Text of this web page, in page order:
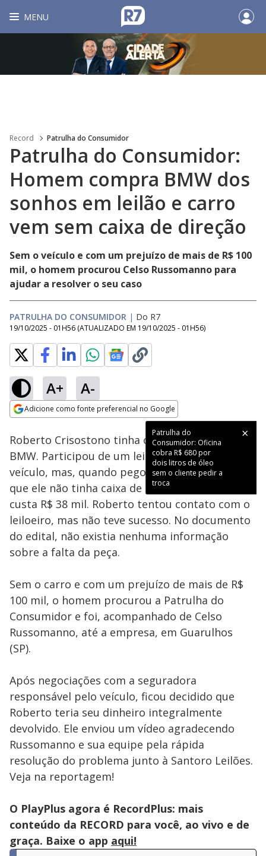
MENU
Record Patrulha do Consumidor
Patrulha do Consumidor:
Homem compra BMW dos
sonhos em leilão e carro
vem sem caixa de direção
Sem o veículo e com um prejuízo de mais de R$ 100
mil, o homem procurou Celso Russomanno para
ajudar a resolver o seu caso
PATRULHA DO CONSUMIDOR | Do R7
19/10/2025 - 01H56 (ATUALIZADO EM 19/10/2025 - 01H56)
A+ A-
Adicione como fonte preferencial no Google
Patrulha do
Consumidor: Oficina
cobra R$ 680 por
dois litros de óleo
sem o cliente pedir a
troca
Ativar
Loaded
13.72%
Roberto Crisostono tinha o sonho de ter uma
BMW. Participou de um leilão, arrematou o
veículo, mas, quando pegou o carro, descobriu
que ele não tinha caixa de direção. Só essa peça
custa R$ 38 mil. Roberto tentou contato com o
leiloeiro, mas não teve sucesso. No documento
do edital, não existia nenhuma informação
sobre a falta da peça.
Sem o carro e com um prejuízo de mais de R$
100 mil, o homem procurou a Patrulha do
Consumidor e foi, acompanhado de Celso
Russomanno, até a empresa, em Guarulhos
(SP).
Após negociações com a seguradora
responsável pelo veículo, ficou decidido que
Roberto teria seu dinheiro integralmente
devolvido. Ele enviou um vídeo agradecendo
Russomanno e sua equipe pela rápida
resolução do problema junto à Santoro Leilões.
Veja na reportagem!
O PlayPlus agora é RecordPlus: mais
conteúdo da RECORD para você, ao vivo e de
graça. Baixe o app aqui!